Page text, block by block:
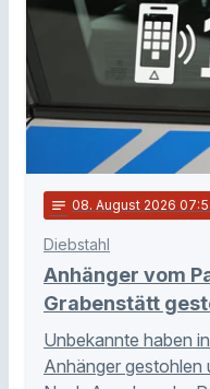
notes 08. August 2026
Diebstahl
Anhänger vom
Grabenstätt
Unbekannte haben
Anhänger gestohlen